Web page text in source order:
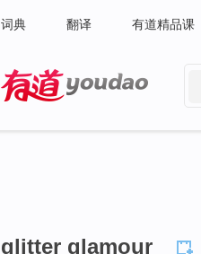
词典 翻译 有道精品课
glitter glamour